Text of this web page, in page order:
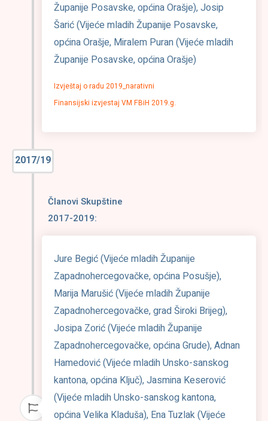
Županije Posavske, općina Orašje), Josip
Šarić (Vijeće mladih Županije Posavske,
općina Orašje, Miralem Puran (Vijeće mladih
Županije Posavske, općina Orašje)
Izvještaj o radu 2019_narativni
Finansijski izvjestaj VM FBiH 2019.g.
2017/19
Članovi Skupštine
2017-2019:
Jure Begić (Vijeće mladih Županije
Zapadnohercegovačke, općina Posušje),
Marija Marušić (Vijeće mladih Županije
Zapadnohercegovačke, grad Široki Brijeg),
Josipa Zorić (Vijeće mladih Županije
Zapadnohercegovačke, općina Grude), Adnan
Hamedović (Vijeće mladih Unsko-sanskog
kantona, općina Ključ), Jasmina Keserović
(Vijeće mladih Unsko-sanskog kantona,
općina Velika Kladuša), Ena Tuzlak (Vijeće